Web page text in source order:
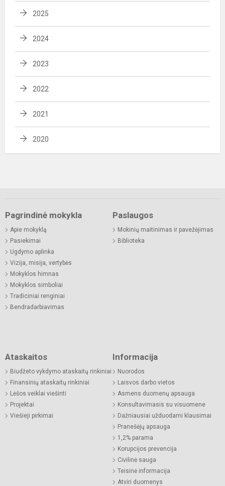
2025
2024
2023
2022
2021
2020
Pagrindinė mokykla
Apie mokyklą
Pasiekimai
Ugdymo aplinka
Vizija, misija, vertybės
Mokyklos himnas
Mokyklos simboliai
Tradiciniai renginiai
Bendradarbiavimas
Paslaugos
Mokinių maitinimas ir pavežėjimas
Biblioteka
Ataskaitos
Biudžeto vykdymo ataskaitų rinkiniai
Finansinių ataskaitų rinkiniai
Lėšos veiklai viešinti
Projektai
Viešieji pirkimai
Informacija
Nuorodos
Laisvos darbo vietos
Asmens duomenų apsauga
Konsultavimasis su visuomene
Dažniausiai užduodami klausimai
Pranešėjų apsauga
1,2% parama
Korupcijos prevencija
Civilinė sauga
Teisinė informacija
Atviri duomenys